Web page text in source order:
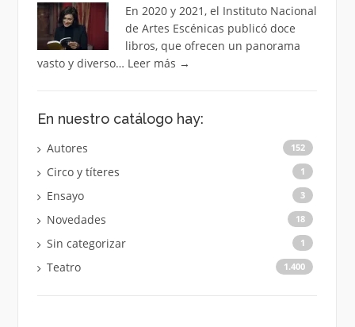
En 2020 y 2021, el Instituto Nacional
de Artes Escénicas publicó doce
libros, que ofrecen un panorama
vasto y diverso… Leer más →
En nuestro catálogo hay:
Autores 152
Circo y títeres 1
Ensayo 3
Novedades 18
Sin categorizar 1
Teatro 1.400